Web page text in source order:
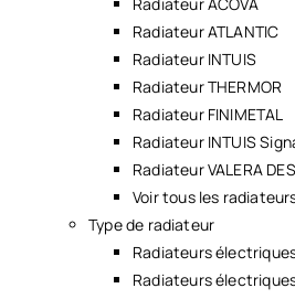
Radiateur ATLANTIC
Radiateur INTUIS
Radiateur THERMOR
Radiateur FINIMETAL
Radiateur INTUIS
Radiateur VALERA
Voir tous les
Type de radiateur
Radiateurs
Radiateurs